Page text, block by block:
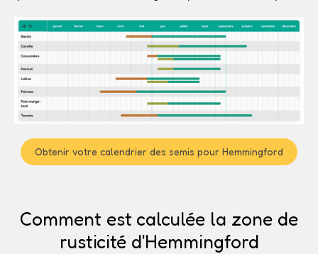
Obtenir votre calendrier des semis pour Hemmingford
Comment est calculée la zone de
rusticité d'Hemmingford